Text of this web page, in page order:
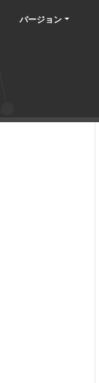
バージョン